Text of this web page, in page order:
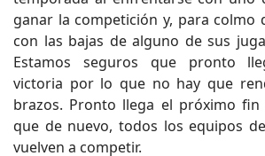
ganar la competición y, para colmo
con las bajas de alguno de sus
Estamos seguros que pronto
victoria por lo que no hay que
brazos. Pronto llega el próximo fin
que de nuevo, todos los equipos
vuelven a competir.